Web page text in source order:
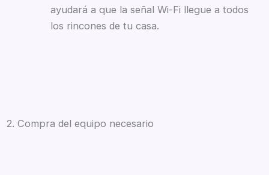
ayudará a que la señal Wi-Fi llegue a todos
los rincones de tu casa.
2. Compra del equipo necesario